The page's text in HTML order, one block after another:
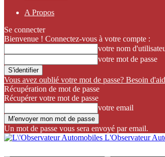
A Propos
Se connecter
Bienvenue ! Connectez-vous à votre compte :
votre nom
votre mot de passe
Vous avez oublié votre mot de passe? Besoin
Récupération de mot de passe
Récupérer votre mot de passe
votre email
Un mot de passe vous sera envoyé par email.
L'Observateur